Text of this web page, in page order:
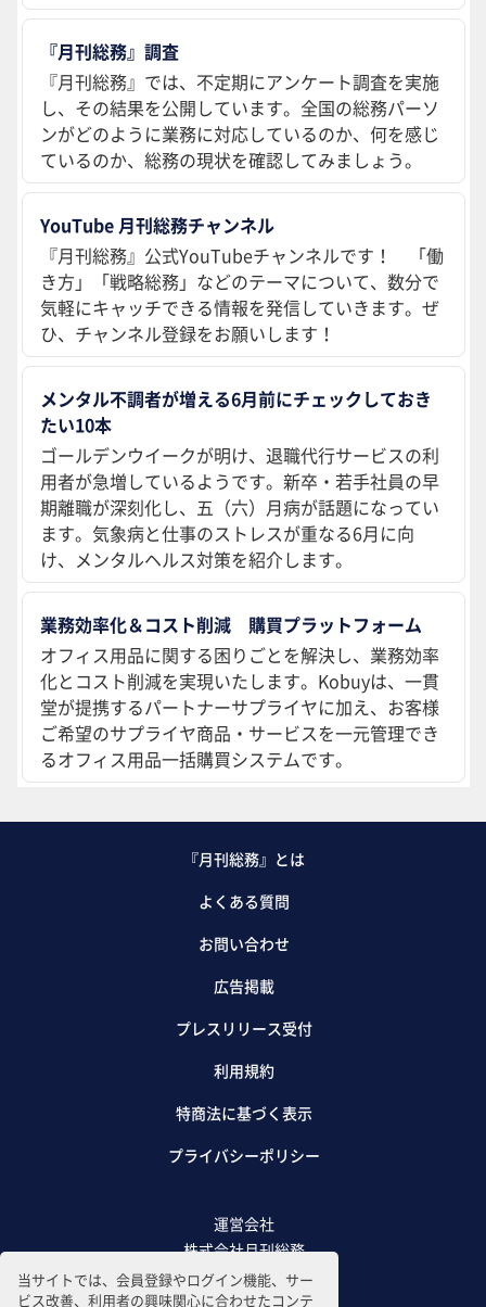
当サイトでは、会員登録やログイン機能、サー
ビス改善、利用者の興味関心に合わせたコンテ
『月刊総務』調査
『月刊総務』では、不定期にアンケート調査を実施
し、その結果を公開しています。全国の総務パーソ
ンがどのように業務に対応しているのか、何を感じ
ているのか、総務の現状を確認してみましょう。
YouTube 月刊総務チャンネル
『月刊総務』公式YouTubeチャンネルです！ 「働
き方」「戦略総務」などのテーマについて、数分で
気軽にキャッチできる情報を発信していきます。ぜ
ひ、チャンネル登録をお願いします！
メンタル不調者が増える6月前にチェックしておき
たい10本
ゴールデンウイークが明け、退職代行サービスの利
用者が急増しているようです。新卒・若手社員の早
期離職が深刻化し、五（六）月病が話題になってい
ます。気象病と仕事のストレスが重なる6月に向
け、メンタルヘルス対策を紹介します。
業務効率化＆コスト削減 購買プラットフォーム
オフィス用品に関する困りごとを解決し、業務効率
化とコスト削減を実現いたします。Kobuyは、一貫
堂が提携するパートナーサプライヤに加え、お客様
ご希望のサプライヤ商品・サービスを一元管理でき
るオフィス用品一括購買システムです。
『月刊総務』とは
よくある質問
お問い合わせ
広告掲載
プレスリリース受付
利用規約
特商法に基づく表示
プライバシーポリシー
運営会社
株式会社月刊総務